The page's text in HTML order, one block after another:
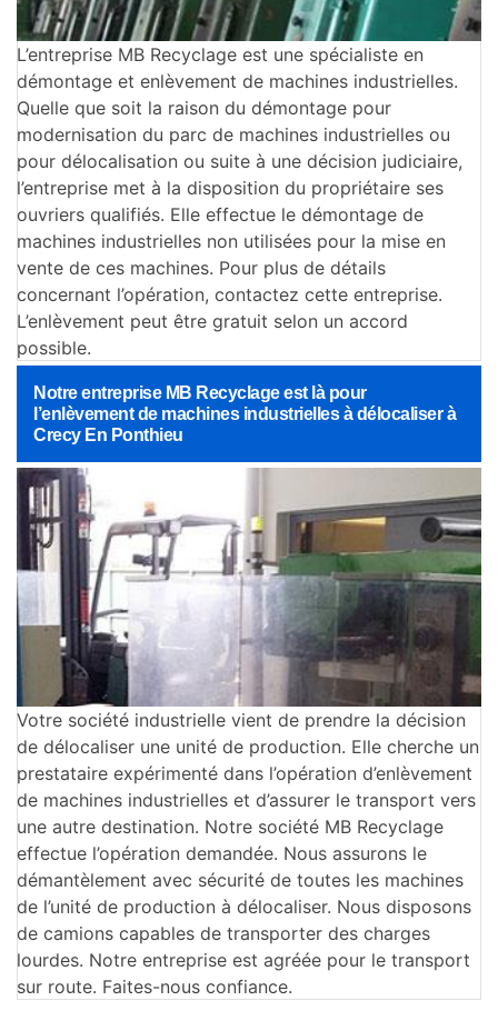
L’entreprise MB Recyclage est une spécialiste en
démontage et enlèvement de machines industrielles.
Quelle que soit la raison du démontage pour
modernisation du parc de machines industrielles ou
pour délocalisation ou suite à une décision judiciaire,
l’entreprise met à la disposition du propriétaire ses
ouvriers qualifiés. Elle effectue le démontage de
machines industrielles non utilisées pour la mise en
vente de ces machines. Pour plus de détails
concernant l’opération, contactez cette entreprise.
L’enlèvement peut être gratuit selon un accord
possible.
Notre entreprise MB Recyclage est là pour
l’enlèvement de machines industrielles à délocaliser à
Crecy En Ponthieu
Votre société industrielle vient de prendre la décision
de délocaliser une unité de production. Elle cherche un
prestataire expérimenté dans l’opération d’enlèvement
de machines industrielles et d’assurer le transport vers
une autre destination. Notre société MB Recyclage
effectue l’opération demandée. Nous assurons le
démantèlement avec sécurité de toutes les machines
de l’unité de production à délocaliser. Nous disposons
de camions capables de transporter des charges
lourdes. Notre entreprise est agréée pour le transport
sur route. Faites-nous confiance.